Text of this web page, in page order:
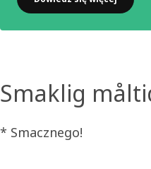
Smaklig
* Smacznego!